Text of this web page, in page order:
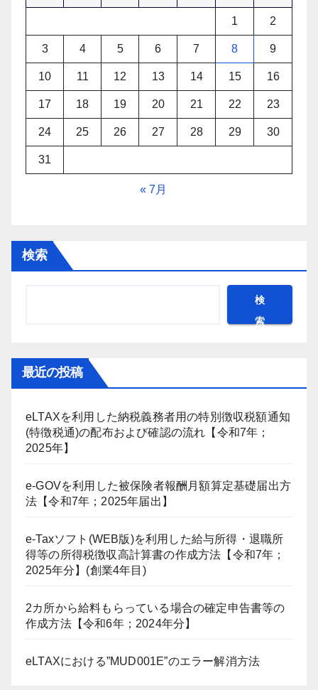
1 2
3 4 5 6 7 8 9
10 11 12 13 14 15 16
17 18 19 20 21 22 23
24 25 26 27 28 29 30
31
« 7月
検索
検
索
最近の投稿
eLTAXを利用した納税義務者用の特別徴収税額通知
(特徴税通)の配布および確認の流れ【令和7年；
2025年】
e-GOVを利用した被保険者報酬月額算定基礎届出方
法【令和7年；2025年届出】
e-Taxソフト(WEB版)を利用した給与所得・退職所
得等の所得税徴収高計算書の作成方法【令和7年；
2025年分】(創業4年目)
2カ所から給料もらっている場合の確定申告書等の
作成方法【令和6年；2024年分】
eLTAXにおける”MUD001E”のエラー解消方法